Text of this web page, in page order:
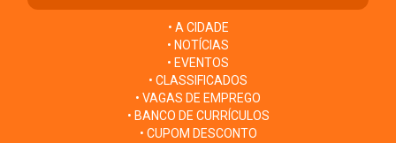
• A CIDADE
• NOTÍCIAS
• EVENTOS
• CLASSIFICADOS
• VAGAS DE EMPREGO
• BANCO DE CURRÍCULOS
• CUPOM DESCONTO